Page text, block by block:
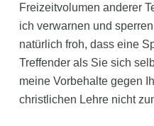
Freizeitvolumen anderer
ich verwarnen und
natürlich froh, dass eine
Treffender als Sie sich
meine Vorbehalte gegen
christlichen Lehre nicht